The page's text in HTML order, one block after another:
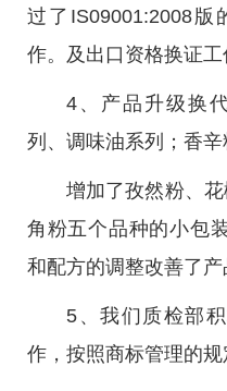
过了IS09001:2008
作。及出口资格换证
4、产品升级换
列、调味油系列；香辛
增加了孜然粉、
角粉五个品种的小包
和配方的调整改善了产
5、我们质检部
作，按照商标管理的规